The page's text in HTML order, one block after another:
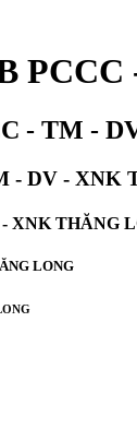
- TM -
- DV - XNK
XNK THĂNG
LONG